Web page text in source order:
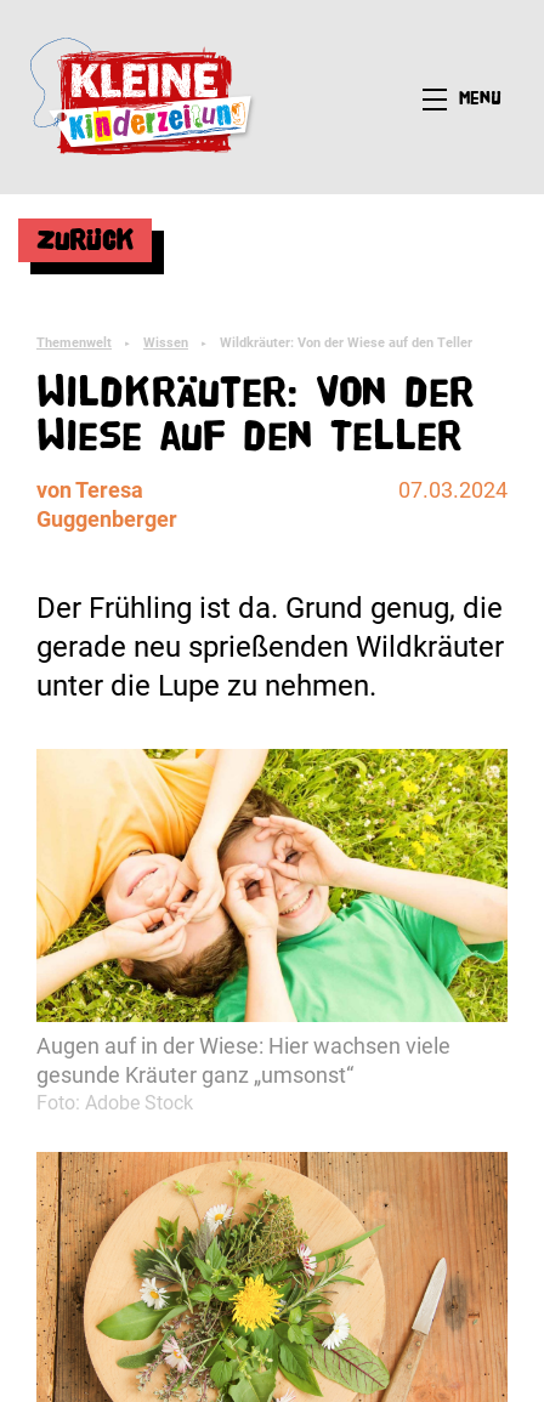
Menü
Zurück
Themenwelt ► Wissen ► Wildkräuter: Von der Wiese auf den Teller
Wildkräuter: Von der
Wiese auf den Teller
von Teresa
Guggenberger
07.03.2024
Der Frühling ist da. Grund genug, die
gerade neu sprießenden Wildkräuter
unter die Lupe zu nehmen.
Augen auf in der Wiese: Hier wachsen viele
gesunde Kräuter ganz „umsonst“
Foto: Adobe Stock